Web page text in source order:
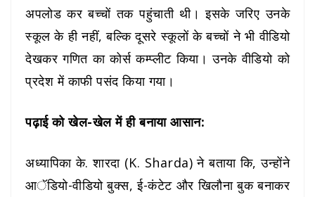
अपलोड कर बच्चों तक पहुंचाती थी। इसके जरिए उनके
स्कूल के ही नहीं, बल्कि दूसरे स्कूलों के बच्चों ने भी वीडियो
देखकर गणित का कोर्स कम्प्लीट किया। उनके वीडियो को
प्रदेश में काफी पसंद किया गया।
पढ़ाई को खेल-खेल में ही बनाया आसान:
अध्यापिका के. शारदा (K. Sharda) ने बताया कि, उन्होंने
आॅडियो-वीडियो बुक्स, ई-कंटेट और खिलौना बुक बनाकर